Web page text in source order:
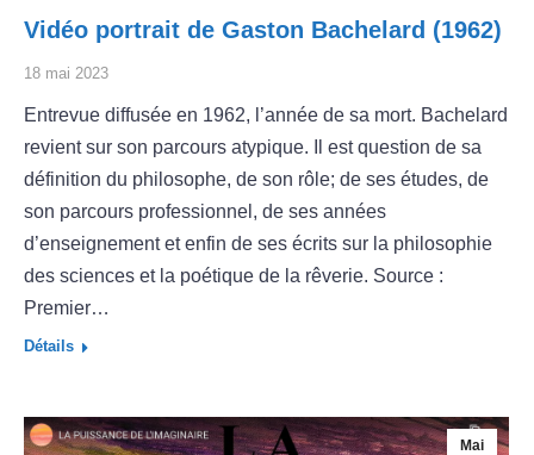
Vidéo portrait de Gaston Bachelard (1962)
18 mai 2023
Entrevue diffusée en 1962, l’année de sa mort. Bachelard
revient sur son parcours atypique. Il est question de sa
définition du philosophe, de son rôle; de ses études, de
son parcours professionnel, de ses années
d’enseignement et enfin de ses écrits sur la philosophie
des sciences et la poétique de la rêverie. Source :
Premier…
Détails
Mai